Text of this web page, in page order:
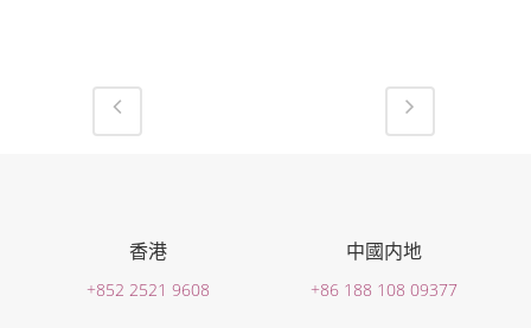
香港
+852 2521 9608
中國内地
+86 188 108 09377